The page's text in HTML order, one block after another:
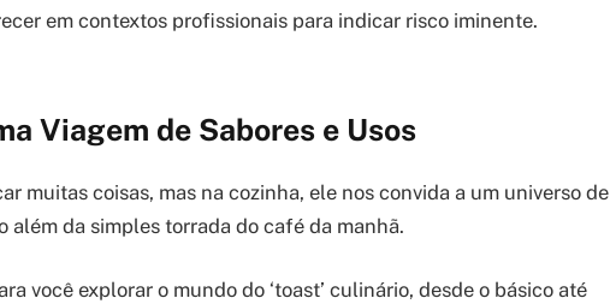
em contextos profissionais para indicar risco iminente.
Viagem de Sabores e Usos
muitas coisas, mas na cozinha, ele nos convida a um universo de
além da simples torrada do café da manhã.
você explorar o mundo do ‘toast’ culinário, desde o básico até